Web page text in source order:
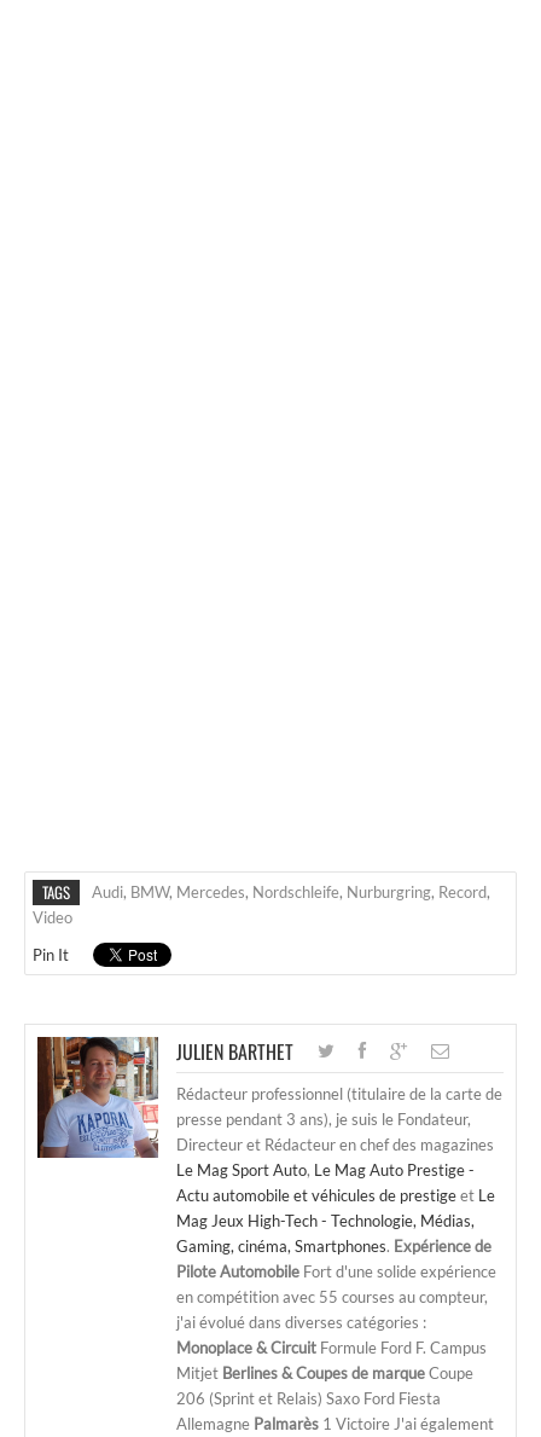
TAGS Audi, BMW, Mercedes, Nordschleife, Nurburgring, Record,
Video
Pin It
JULIEN BARTHET
Rédacteur professionnel (titulaire de la carte de
presse pendant 3 ans), je suis le Fondateur,
Directeur et Rédacteur en chef des magazines
Le Mag Sport Auto, Le Mag Auto Prestige -
Actu automobile et véhicules de prestigeet Le
Mag Jeux High-Tech - Technologie, Médias,
Gaming, cinéma, Smartphones. Expérience de
Pilote Automobile Fort d'une solide expérience
en compétition avec 55 courses au compteur,
j'ai évolué dans diverses catégories :
Monoplace & Circuit Formule Ford F. Campus
Mitjet Berlines & Coupes de marqueCoupe
206 (Sprint et Relais) Saxo Ford Fiesta
Allemagne Palmarès 1 Victoire J'ai également